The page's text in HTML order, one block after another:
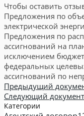
Чтобы оставить
Предложения по
электрической
Предложения по
ассигнований на
исключением
федеральных
ассигнований по
Предыдущий
Следующий документ
Категории